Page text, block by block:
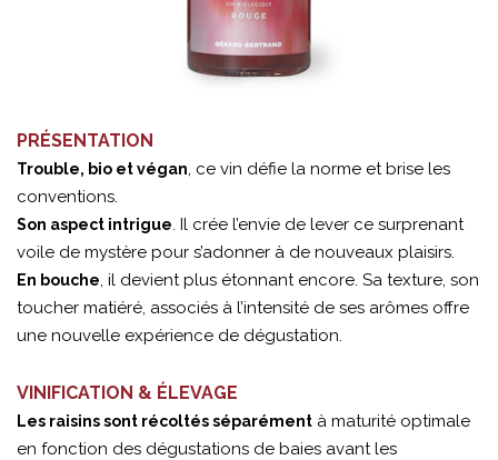
PRÉSENTATION
Trouble, bio et végan, ce vin défie la norme et brise les
conventions.
Son aspect intrigue. Il crée l’envie de lever ce surprenant
voile de mystère pour s’adonner à de nouveaux plaisirs.
En bouche, il devient plus étonnant encore. Sa texture, son
toucher matiéré, associés à l’intensité de ses arômes offre
une nouvelle expérience de dégustation.
VINIFICATION & ÉLEVAGE
Les raisins sont récoltés séparément à maturité optimale
en fonction des dégustations de baies avant les